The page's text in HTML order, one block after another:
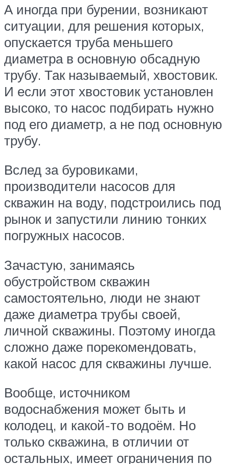
А иногда при бурении, возникают
ситуации, для решения которых,
опускается труба меньшего
диаметра в основную обсадную
трубу. Так называемый, хвостовик.
И если этот хвостовик установлен
высоко, то насос подбирать нужно
под его диаметр, а не под основную
трубу.
Вслед за буровиками,
производители насосов для
скважин на воду, подстроились под
рынок и запустили линию тонких
погружных насосов.
Зачастую, занимаясь
обустройством скважин
самостоятельно, люди не знают
даже диаметра трубы своей,
личной скважины. Поэтому иногда
сложно даже порекомендовать,
какой насос для скважины лучше.
Вообще, источником
водоснабжения может быть и
колодец, и какой-то водоём. Но
только скважина, в отличии от
остальных, имеет ограничения по